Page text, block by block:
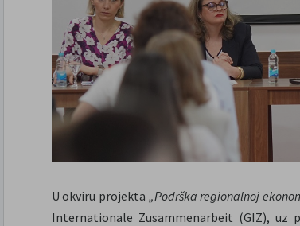
U okviru projekta „Podrška regionalnoj
Internationale Zusammenarbeit (GIZ), uz